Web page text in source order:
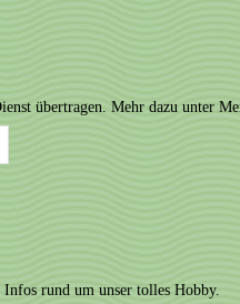
übertragen. Mehr dazu unter
rund um unser tolles Hobby.